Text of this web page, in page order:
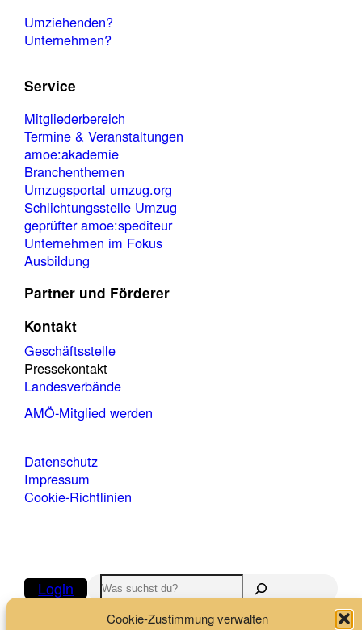
Cookie-Zustimmung verwalten
Umziehenden?
Unternehmen?
Service
Mitgliederbereich
Termine & Veranstaltungen
amoe:akademie
Branchenthemen
Umzugsportal umzug.org
Schlichtungsstelle Umzug
geprüfter amoe:spediteur
Unternehmen im Fokus
Ausbildung
Partner und Förderer
Kontakt
Geschäftsstelle
Pressekontakt
Landesverbände
AMÖ-Mitglied werden
Datenschutz
Impressum
Cookie-Richtlinien
Login Suchen
Folge uns